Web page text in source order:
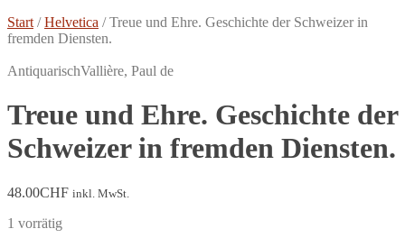
Start /Helvetica /Treue und Ehre. Geschichte der Schweizer in
fremden Diensten.
AntiquarischVallière, Paul de
Treue und Ehre. Geschichte der
Schweizer in fremden Diensten.
48.00CHF inkl. MwSt.
1 vorrätig